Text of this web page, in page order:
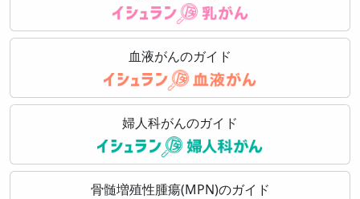
血液がんのガイド
婦人科がんのガイド
骨髄増殖性腫瘍(MPN)のガイド